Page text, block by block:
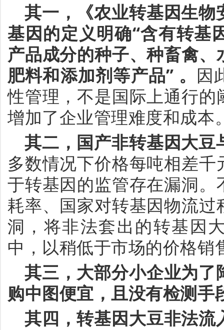
其一，
《农业转基因生
基因的定义明确“含有转基
产品成分的种子、种畜禽
肥料和添加剂等产品” 。 因
性管理，不是国际上通行
增加了企业管理难度和成本
其二，国产非转基因大
多数情况下价格每吨相差
于转基因的监管存在漏洞
耗率、国家对转基因物流
洞，将非法套出的转基因
中，以稍低于市场的价格销
其三，大部分小企业为
购中图便宜，且没有检测手
其四，转基因大豆非法